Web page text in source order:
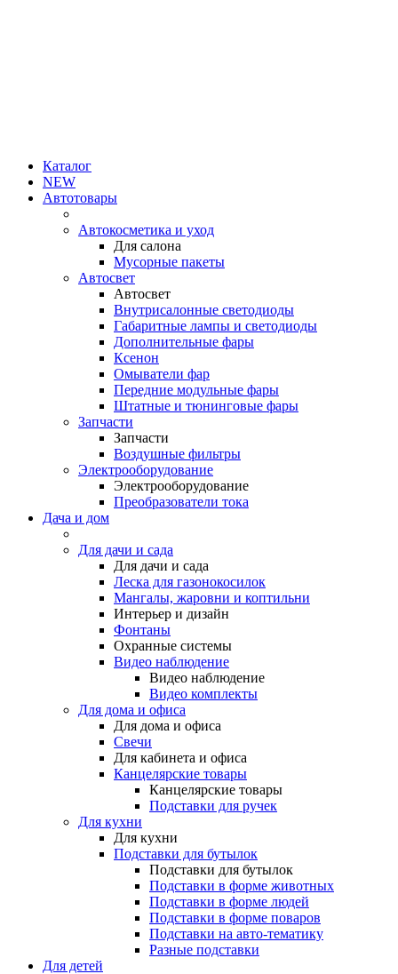
Каталог
NEW
Автотовары
Автокосметика и уход
Для салона
Мусорные пакеты
Автосвет
Автосвет
Внутрисалонные светодиоды
Габаритные лампы и светодиоды
Дополнительные фары
Ксенон
Омыватели фар
Передние модульные фары
Штатные и тюнинговые фары
Запчасти
Запчасти
Воздушные фильтры
Электрооборудование
Электрооборудование
Преобразователи тока
Дача и дом
Для дачи и сада
Для дачи и сада
Леска для газонокосилок
Мангалы, жаровни и коптильни
Интерьер и дизайн
Фонтаны
Охранные системы
Видео наблюдение
Видео наблюдение
Видео комплекты
Для дома и офиса
Для дома и офиса
Свечи
Для кабинета и офиса
Канцелярские товары
Канцелярские товары
Подставки для ручек
Для кухни
Для кухни
Подставки для бутылок
Подставки для бутылок
Подставки в форме животных
Подставки в форме людей
Подставки в форме поваров
Подставки на авто-тематику
Разные подставки
Для детей